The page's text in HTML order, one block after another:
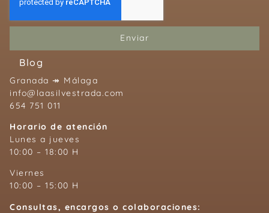
Enviar
Blog
Granada ↠ Málaga
info@laasilvestrada.com
654 751 011
Horario de atención
Lunes a jueves
10:00 – 18:00 H
Viernes
10:00 – 15:00 H
Consultas, encargos o colaboraciones: